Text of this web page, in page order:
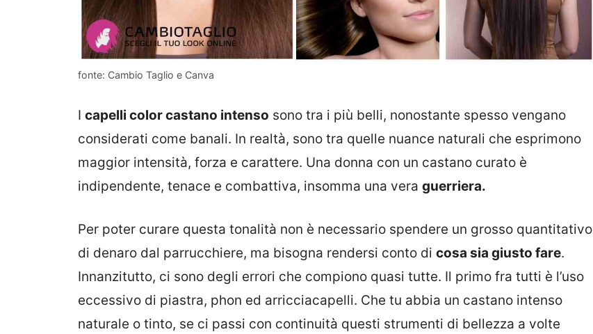
fonte: Cambio Taglio e Canva
I capelli color castano intenso sono tra i più belli, nonostante spesso vengano
considerati come banali. In realtà, sono tra quelle nuance naturali che esprimono
maggior intensità, forza e carattere. Una donna con un castano curato è
indipendente, tenace e combattiva, insomma una vera guerriera.
Per poter curare questa tonalità non è necessario spendere un grosso quantitativo
di denaro dal parrucchiere, ma bisogna rendersi conto di cosa sia giusto fare.
Innanzitutto, ci sono degli errori che compiono quasi tutte. Il primo fra tutti è l’uso
eccessivo di piastra, phon ed arricciacapelli. Che tu abbia un castano intenso
naturale o tinto, se ci passi con continuità questi strumenti di bellezza a volte